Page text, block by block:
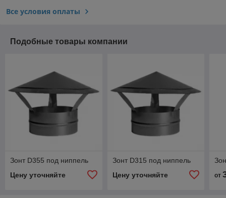
Все условия оплаты
Подобные товары компании
Зонт D355 под ниппель
Цену уточняйте
Зонт D315 под ниппель
Цену уточняйте
от